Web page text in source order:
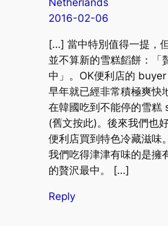
Netherlands
2016-02-06
[…] 當中特別值得一提，
並不算新的雪糕饀餅：「
中」。OK便利店的 buyer
早年就已經非常積極爽快
在韓國吃到不能停的雪糕
(舊文按此)。後來我們也
便利店買到特色冷藏滋味
我們吃得津津有味的是擁
的贅沢最中。 […]
Reply